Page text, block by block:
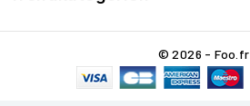
© 2026 - Foo.fr